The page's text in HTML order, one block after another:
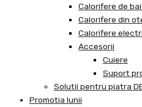
Calorifere de
Calorifere din
Calorifere
Accesorii
Cuiere
Suport
Solutii pentru piatra
Promotia lunii